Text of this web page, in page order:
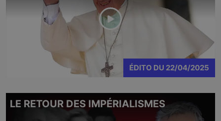
ÉDITO DU 22/04/2025
LE RETOUR DES IMPÉRIALISMES